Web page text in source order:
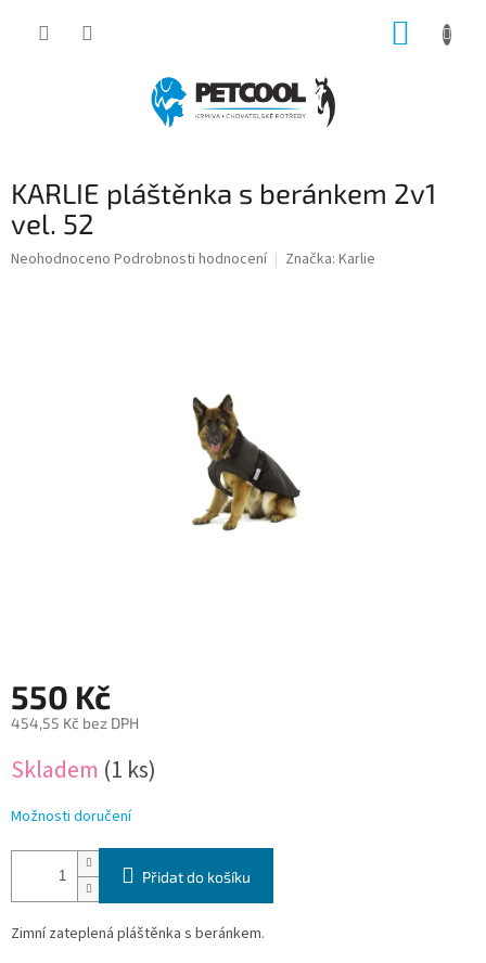
KARLIE pláštěnka s beránkem 2v1
vel. 52
Průměrné
Neohodnoceno Podrobnosti hodnocení Značka: Karlie
550 Kč
454,55 Kč bez DPH
cena:
Skladem (1 ks)
Možnosti doručení
Přidat do košíku
Zimní zateplená pláštěnka s beránkem.